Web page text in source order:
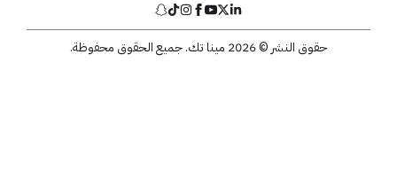
حقوق النشر © 2026 مينا تك. جميع الحقوق محفوظة.